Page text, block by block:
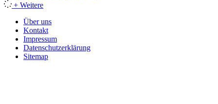
+ Weitere
Über uns
Kontakt
Impressum
Datenschutzerklärung
Sitemap